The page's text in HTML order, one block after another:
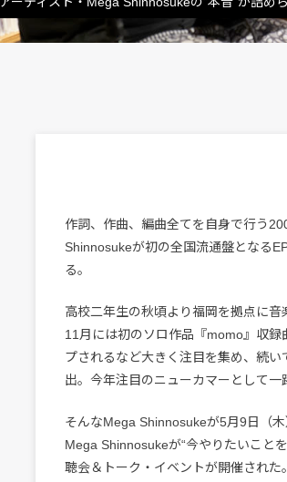
作詞、作曲、編曲全てを自身で行う
Shinnosukeが初の全国流通盤となる
る。
高校二年生の秋頃より福岡を拠点に
11月には初のソロ作品『momo』収
プされるなど大きく注目を集め、続
出。今年注目のニューカマーとして一
そんなMega Shinnosukeが5月9日（
Mega Shinnosukeが“今やりたいこと
聴会＆トーク・イベントが開催され